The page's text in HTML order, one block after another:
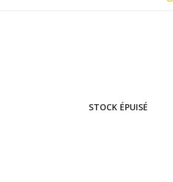
STOCK ÉPUISÉ